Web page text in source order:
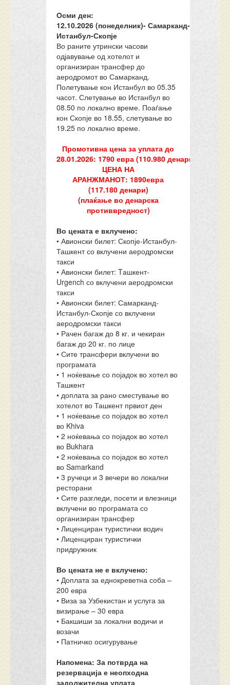
Осми ден:
12.10.2026 (понеделник)- Самарканд-
Истанбул-Скопје
Во раните утрински часови
одјавување од хотелот и
организиран трансфер до
аеродромот во Самарканд.
Полетување кон Истанбул во 05.35
часот. Слетување во Истанбул во
08.50 по локално време. Поаѓање
кон Скопје во 18.55, слетување во
19.25 по локално време.
Промотивна цена за уплата до
28.01.2026: 1790евра (110.980денари)
ЦЕНА НА
АРАНЖМАНОТ: 1890евра
(117.180денари)
(плаќање во денарска
противвредност)
Во цената е вклучено:
• Авионски билет: Скопје-Истанбул-
Ташкент со вклучени аеродромски
такси
• Авионски билет: Tашкент-
Urgench со вклучени аеродромски
такси
• Авионски билет: Самарканд-
Истанбул-Скопје со вклучени
аеродромски такси
• Рачен багаж до 8 кг. и чекиран
багаж до 20 кг. по лице
• Сите трансфери вклучени во
програмата
• 1 ноќевање со појадок во хотел во
Ташкент
• доплата за рано сместување во
хотелот во Ташкент првиот ден
• 1 ноќевање со појадок во хотел
во Khiva
• 2 ноќевања со појадок во хотел
во Bukhara
• 2 ноќевања со појадок во хотел
во Samarkand
• 3 ручеци и 3 вечери во локални
ресторани
• Сите разгледи, посети и влезници
вклучени во програмата со
организиран трансфер
• Лиценциран туристички водич
• Лиценциран туристички
придружник
Во цената не е вклучено:
• Доплата за еднокреветна соба –
200 евра
• Виза за Узбекистан и услуга за
визирање – 30 евра
• Бакшиши за локални водичи и
возачи
• Патничко осигурување
Напомена:За потврда на
резервација е неопходна
задолжителна уплата